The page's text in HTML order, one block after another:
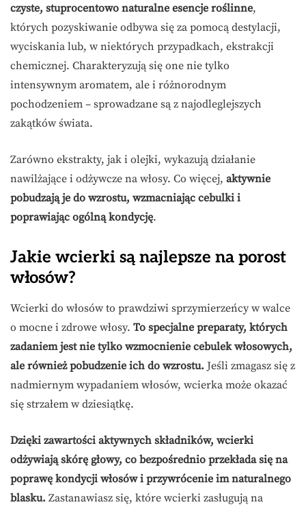
czyste, stuprocentowo naturalne esencje roślinne,
których pozyskiwanie odbywa się za pomocą destylacji,
wyciskania lub, w niektórych przypadkach, ekstrakcji
chemicznej. Charakteryzują się one nie tylko
intensywnym aromatem, ale i różnorodnym
pochodzeniem – sprowadzane są z najodleglejszych
zakątków świata.
Zarówno ekstrakty, jak i olejki, wykazują działanie
nawilżające i odżywcze na włosy. Co więcej, aktywnie
pobudzają je do wzrostu, wzmacniając cebulki i
poprawiając ogólną kondycję.
Jakie wcierki są najlepsze na porost
włosów?
Wcierki do włosów to prawdziwi sprzymierzeńcy w walce
o mocne i zdrowe włosy. To specjalne preparaty, których
zadaniem jest nie tylko wzmocnienie cebulek włosowych,
ale również pobudzenie ich do wzrostu. Jeśli zmagasz się z
nadmiernym wypadaniem włosów, wcierka może okazać
się strzałem w dziesiątkę.
Dzięki zawartości aktywnych składników, wcierki
odżywiają skórę głowy, co bezpośrednio przekłada się na
poprawę kondycji włosów i przywrócenie im naturalnego
blasku. Zastanawiasz się, które wcierki zasługują na